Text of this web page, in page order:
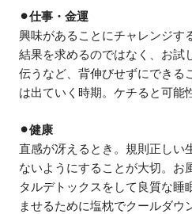
⚫︎仕事・金運
興味があることにチャレンジす
結果を求めるのではなく、お試
伝うなど、背伸びせずにできる
は出ていく時期。ケチると可能
⚫︎健康
直感が冴えるとき。規則正しい
ないようにすることが大切。お
タルデトックスをして良質な睡
ませるために塩枕でクールダウ